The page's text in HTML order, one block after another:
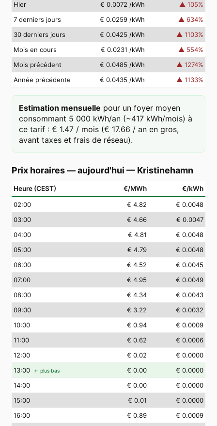
Hier
€ 0.0072 /kWh ▲ 105%
7 derniers jours
€ 0.0259 /kWh ▲ 634%
30 derniers jours
€ 0.0425 /kWh ▲ 1103%
Mois en cours
€ 0.0231 /kWh ▲ 554%
Mois précédent
€ 0.0485 /kWh ▲ 1274%
Année précédente
€ 0.0435 /kWh ▲ 1133%
Estimation mensuelle pour un foyer moyen
consommant 5 000 kWh/an (~417 kWh/mois) à
ce tarif : € 1.47 / mois (€ 17.66 / an en gros,
avant taxes et frais de réseau).
Prix horaires — aujourd'hui — Kristinehamn
Heure (CEST) €/MWh €/kWh
02:00 € 4.82
€ 0.0048
03:00 € 4.66
€ 0.0047
04:00 € 4.81
€ 0.0048
05:00 € 4.79
€ 0.0048
06:00 € 4.52
€ 0.0045
07:00 € 4.95
€ 0.0049
08:00 € 4.34
€ 0.0043
09:00 € 3.22
€ 0.0032
10:00 € 0.94
€ 0.0009
11:00 € 0.62
€ 0.0006
12:00 € 0.02
€ 0.0000
13:00 ← plus bas € 0.00
€ 0.0000
14:00 € 0.00
€ 0.0000
15:00 € 0.01
€ 0.0000
16:00 € 0.89
€ 0.0009